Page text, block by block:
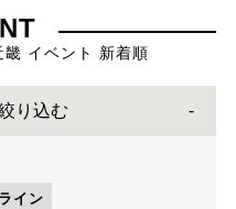
イベント 新着順
り込む
イン